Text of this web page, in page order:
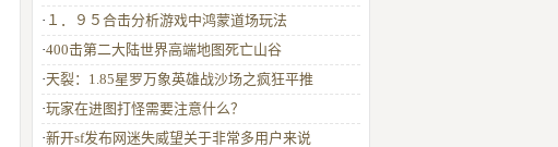
· １．９５合击分析游戏中鸿蒙道场玩法
·400击第二大陆世界高端地图死亡山谷
·天裂：1.85星罗万象英雄战沙场之疯狂平推
·玩家在进图打怪需要注意什么？
·新开sf发布网迷失威望关于非常多用户来说